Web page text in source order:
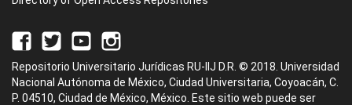
Repositorio Universitario Jurídicas RU-IIJ D.R. © 2018. Universidad
Nacional Autónoma de México, Ciudad Universitaria, Coyoacán, C.
P. 04510, Ciudad de México, México. Este sitio web puede ser